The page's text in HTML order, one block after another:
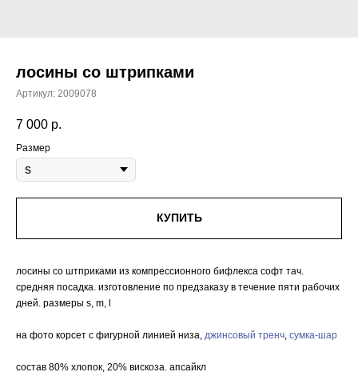
лосины со штрипками
Артикул: 2009078
7 000 р.
Размер
КУПИТЬ
лосины со штприками из компрессионного бифлекса софт тач.
средняя посадка. изготовление по предзаказу в течение пяти рабочих
дней. размеры s, m, l
на фото корсет с фигурной линией низа, джинсовый тренч сумка-шар
состав 80% хлопок, 20% вискоза. апсайкл